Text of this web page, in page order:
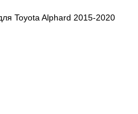
Toyota Alphard 2015-2020